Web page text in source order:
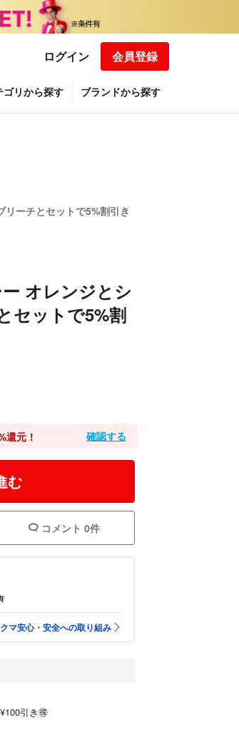
ログイン 会員登録
ゴリから探す ブランドから探す
リーチとセットで5%割引き
オレンジとシ
セットで5%割
還元！ 確認する
む
コメント 0件
マ安心・安全への取り組み
引き🉐